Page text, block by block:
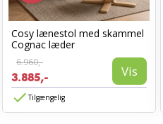
Cosy lænestol med skammel
Cognac læder
6.960,-
3.885,- Vis
Tilgængelig